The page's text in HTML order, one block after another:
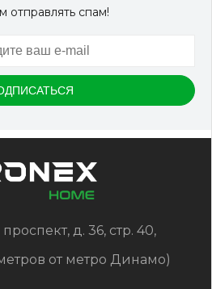
спам!
д. 36, стр. 40,
от метро Динамо)